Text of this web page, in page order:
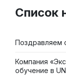
Список
Поздравляем
Компания
обучение в